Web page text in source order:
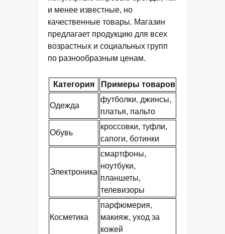
и менее известные, но
качественные товары. Магазин
предлагает продукцию для всех
возрастных и социальных групп
по разнообразным ценам.
Категория Примеры товаров
Одежда
футболки, джинсы,
платья, пальто
Обувь
кроссовки, туфли,
сапоги, ботинки
Электроника
смартфоны,
ноутбуки,
планшеты,
телевизоры
Косметика
парфюмерия,
макияж, уход за
кожей